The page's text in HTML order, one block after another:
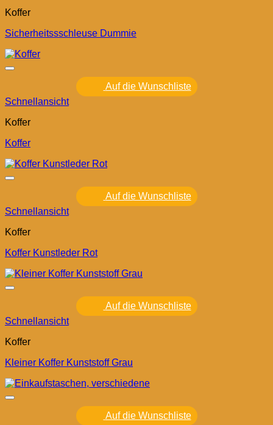
Koffer
Sicherheitssschleuse Dummie
Auf die Wunschliste
Schnellansicht
Koffer
Koffer
Auf die Wunschliste
Schnellansicht
Koffer
Koffer Kunstleder Rot
Auf die Wunschliste
Schnellansicht
Koffer
Kleiner Koffer Kunststoff Grau
Auf die Wunschliste